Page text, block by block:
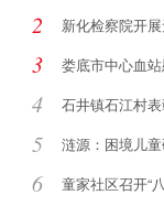
2
新化检察院开
3 娄底市中心血
4 石井镇石江村
5 涟源：困境儿
6 童家社区召开“